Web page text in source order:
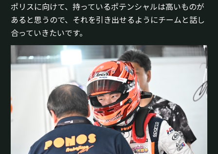
ポリスに向けて、持っているポテンシャルは高いものが
あると思うので、それを引き出せるようにチームと話し
合っていきたいです。